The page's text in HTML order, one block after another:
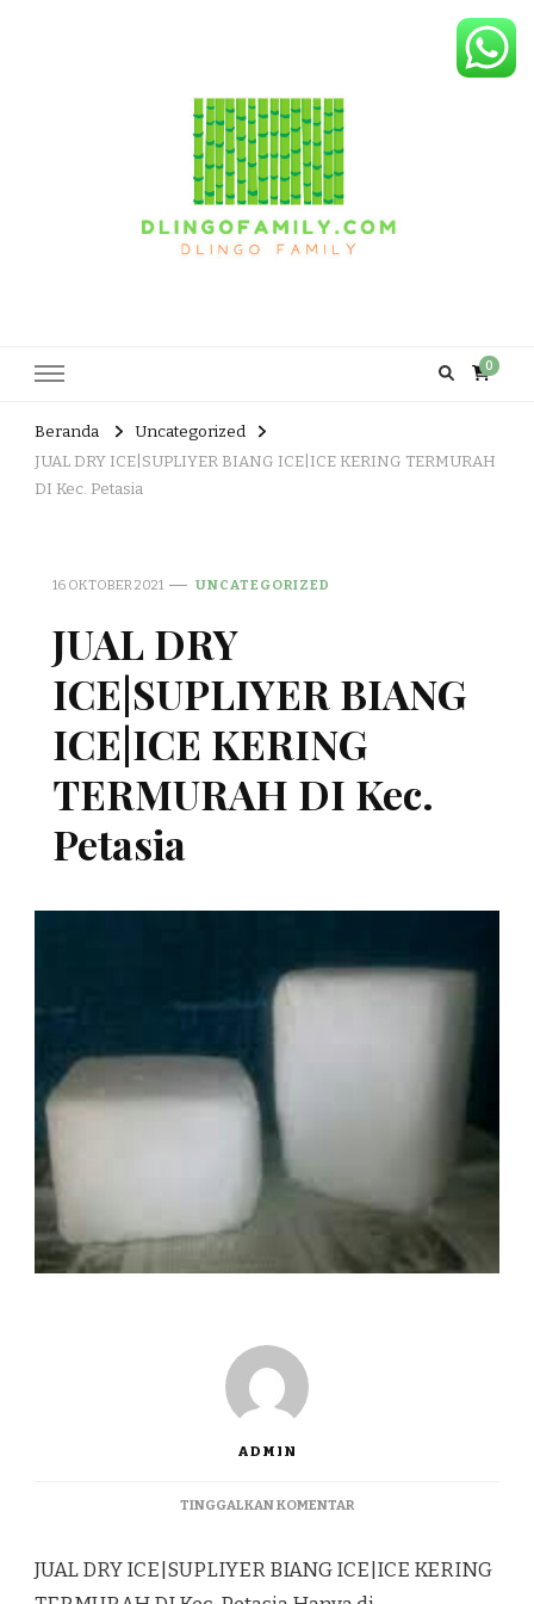
0
Beranda
Uncategorized
JUAL DRY ICE|SUPLIYER BIANG ICE|ICE KERING TERMURAH
DI Kec. Petasia
16 OKTOBER 2021 UNCATEGORIZED
JUAL DRY
ICE|SUPLIYER BIANG
ICE|ICE KERING
TERMURAH DI Kec.
Petasia
ADMIN
TINGGALKAN KOMENTARPADA
ICE|SUPLIYER
BIANG
JUAL DRY ICE|SUPLIYER BIANG ICE|ICE KERING